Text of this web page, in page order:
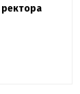
весілля
ректора